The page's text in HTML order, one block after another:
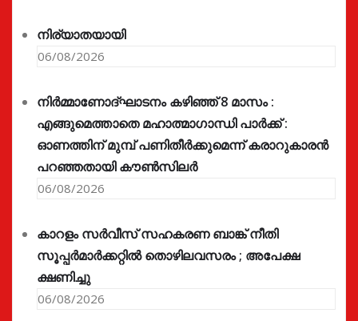
നിര്യാതയായി
06/08/2026
നിർമ്മാണോദ്ഘാടനം കഴിഞ്ഞ് 8 മാസം :
എങ്ങുമെത്താതെ മഹാത്മാഗാന്ധി പാർക്ക് :
ഓണത്തിന് മുമ്പ് പണിതീർക്കുമെന്ന് കരാറുകാരൻ
പറഞ്ഞതായി കൗൺസിലർ
06/08/2026
കാറളം സർവീസ് സഹകരണ ബാങ്ക് നീതി
സൂപ്പർമാർക്കറ്റിൽ തൊഴിലവസരം ; അപേക്ഷ
ക്ഷണിച്ചു
06/08/2026